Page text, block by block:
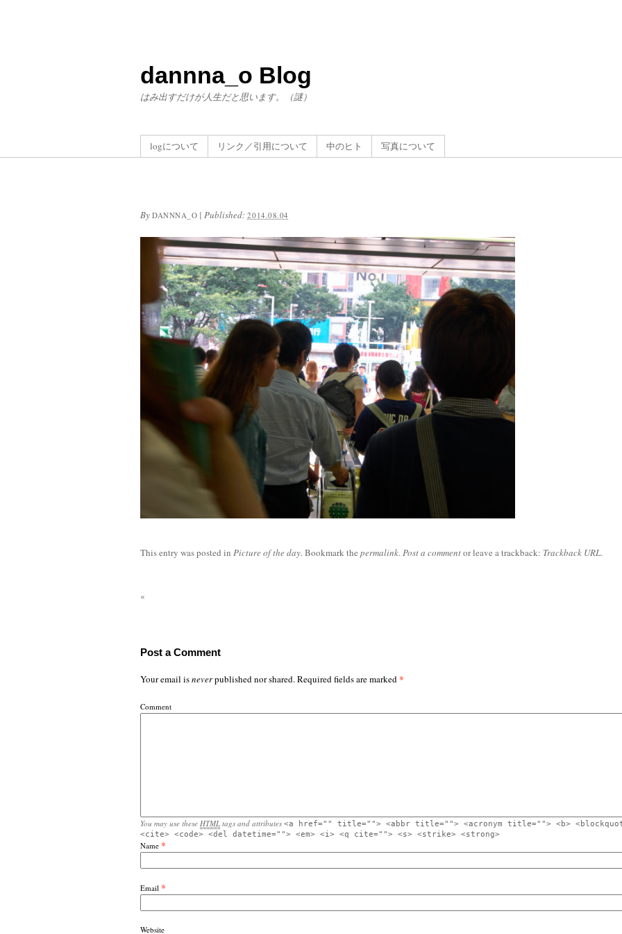
dannna_o Blog
はみ出すだけが人生だと思います。（謎）
logについて リンク／引用について 中のヒト 写真について
By DANNNA_O |Published:2014.08.04
This entry was posted in Picture of the day. Bookmark the permalink.Post a commentor leave a trackback: Trackback URL.
«
Post a Comment
Your email isneverpublished nor shared. Required fields are marked*
Comment
You may use these HTML tags and attributes <a href="" title=""> <abbr title=""> <acronym title=""> <b>
<cite> <code> <del datetime=""> <em> <i> <q cite=""> <s> <strike> <strong>
Name *
Email *
Website